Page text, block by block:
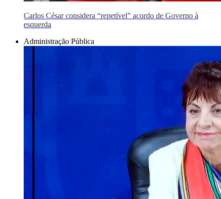
Carlos César considera “repetível” acordo de Governo à
esquerda
Administração Pública